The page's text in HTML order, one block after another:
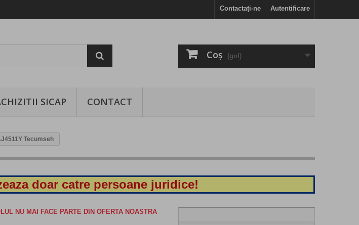
Autentificare
Contactați-ne
Coş (gol)
SICAP CONTACT
Tecumseh
doar catre persoane juridice!
NU MAI FACE PARTE DIN OFERTA NOASTRA